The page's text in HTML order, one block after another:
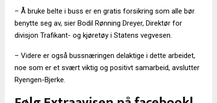
– Å bruke belte i buss er en gratis forsikring som alle bør
benytte seg av, sier Bodil Rønning Dreyer, Direktør for
divisjon Trafikant- og kjøretøy i Statens vegvesen.
– Videre er også bussnæringen delaktige i dette arbeidet,
noe som er et svært viktig og positivt samarbeid, avslutter
Ryengen-Bjerke.